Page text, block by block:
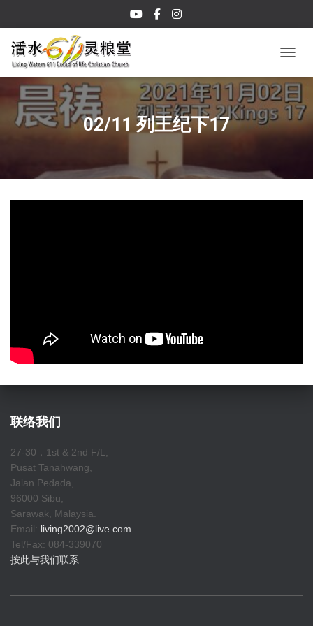
02/11 列王纪下17
联络我们
27-30，1st & 2nd F/L,
Pusat Tanahwang,
Jalan Pedada,
96000 Sibu,
Sarawak, Malaysia.
Email: living2002@live.com
Tel/Fax: 084-339070
按此与我们联系